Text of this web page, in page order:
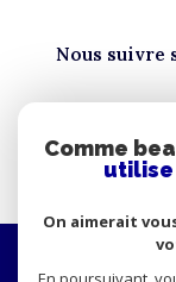
Nous suivre
© 2026 | Tous droits
Comme
utilise
On aimerait